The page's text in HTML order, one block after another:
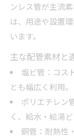
ンレス管が主流
は、用途や設置
います。
主な配管素材と
塩ビ管：コス
とも幅広く利用。
ポリエチレン
く、給水・給湯
銅管：耐熱性